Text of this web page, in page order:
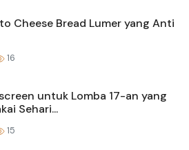
Cheese Bread Lumer yang Anti
16
untuk Lomba 17-an yang
Sehari...
15